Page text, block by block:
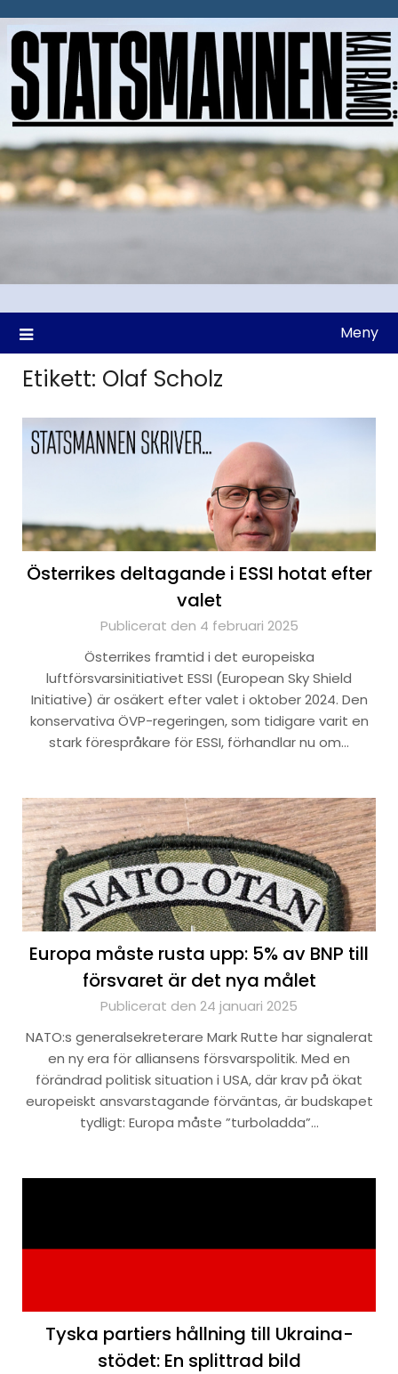
till
Meny
Etikett: Olaf Scholz
Österrikes deltagande i ESSI hotat efter
valet
Publicerat den 4 februari 2025
Österrikes framtid i det europeiska
luftförsvarsinitiativet ESSI (European Sky Shield
Initiative) är osäkert efter valet i oktober 2024. Den
konservativa ÖVP-regeringen, som tidigare varit en
stark förespråkare för ESSI, förhandlar nu om…
Europa måste rusta upp: 5% av BNP till
försvaret är det nya målet
Publicerat den 24 januari 2025
NATO:s generalsekreterare Mark Rutte har signalerat
en ny era för alliansens försvarspolitik. Med en
förändrad politisk situation i USA, där krav på ökat
europeiskt ansvarstagande förväntas, är budskapet
tydligt: Europa måste ”turboladda”…
Tyska partiers hållning till Ukraina-
stödet: En splittrad bild